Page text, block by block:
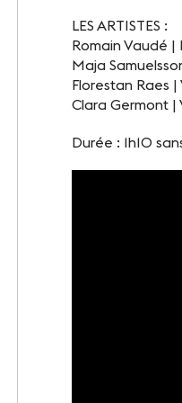
LES ARTISTES :
Romain Vaudé |
Maja
Florestan Raes |
Clara Germont |
Durée : 1h10